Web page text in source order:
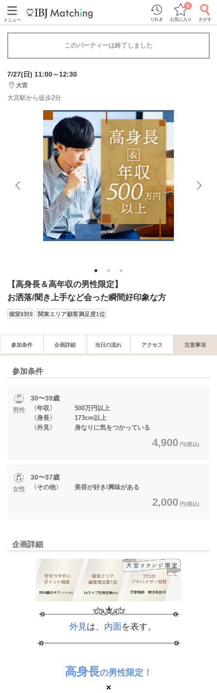
メニュー りれき お気に入り
0
さがす
このパーティーは終了しました
7/27(日) 11:00～12:30
大宮
大宮駅から徒歩2分
1 2 3
【高身長＆高年収の男性限定】
お洒落/聞き上手など会った瞬間好印象な方
個室8対8 関東エリア顧客満足度1位
参加条件 企画詳細 当日の流れ アクセス 注意事項
参加条件
男性
30〜39歳
〈年収〉 500万円以上
〈身長〉 173cm以上
〈外見〉 身なりに気をつかっている
4,900 円(税込)
女性
30〜37歳
〈その他〉 美容が好き/興味がある
2,000 円(税込)
企画詳細
外見は、 内面を表す。
高身長の男性限定！
×